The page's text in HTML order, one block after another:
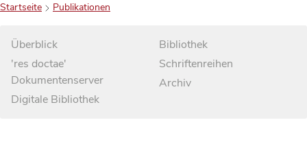
Startseite Publikationen
Überblick
'res doctae'
Dokumentenserver
Digitale Bibliothek
Bibliothek
Schriftenreihen
Archiv